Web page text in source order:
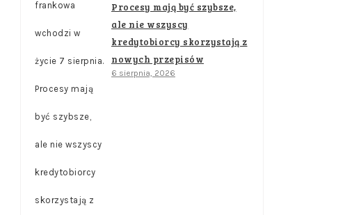
Procesy mają być szybsze,
ale nie wszyscy
kredytobiorcy skorzystają z
nowych przepisów
6 sierpnia, 2026